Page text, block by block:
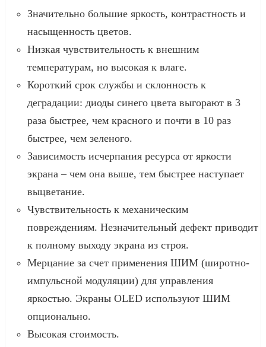
Значительно большие яркость, контрастность и
насыщенность цветов.
Низкая чувствительность к внешним
температурам, но высокая к влаге.
Короткий срок службы и склонность к
деградации: диоды синего цвета выгорают в 3
раза быстрее, чем красного и почти в 10 раз
быстрее, чем зеленого.
Зависимость исчерпания ресурса от яркости
экрана – чем она выше, тем быстрее наступает
выцветание.
Чувствительность к механическим
повреждениям. Незначительный дефект приводит
к полному выходу экрана из строя.
Мерцание за счет применения ШИМ (широтно-
импульсной модуляции) для управления
яркостью. Экраны OLED используют ШИМ
опционально.
Высокая стоимость.